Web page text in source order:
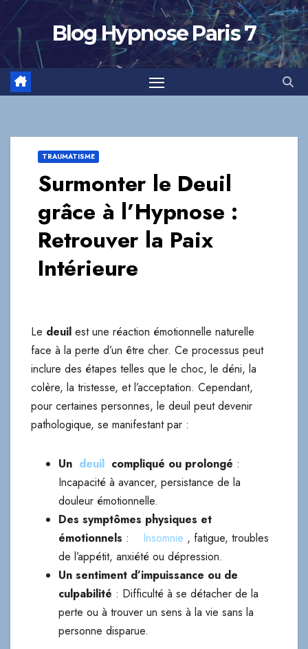
Skip
content
Blog Hypnose Paris 7
TRAUMATISME
Surmonter le Deuil
grâce à l’Hypnose :
Retrouver la Paix
Intérieure
Le deuil est une réaction émotionnelle naturelle
face à la perte d’un être cher. Ce processus peut
inclure des étapes telles que le choc, le déni, la
colère, la tristesse, et l’acceptation. Cependant,
pour certaines personnes, le deuil peut devenir
pathologique, se manifestant par :
Un deuil compliqué ou prolongé :
Incapacité à avancer, persistance de la
douleur émotionnelle.
Des symptômes physiques et
émotionnels : Insomnie , fatigue, troubles
de l’appétit, anxiété ou dépression.
Un sentiment d’impuissance ou de
culpabilité : Difficulté à se détacher de la
perte ou à trouver un sens à la vie sans la
personne disparue.